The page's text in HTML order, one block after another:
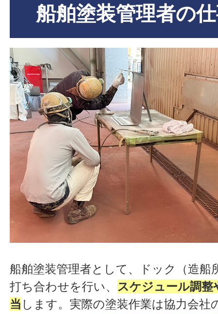
船舶塗装管理者の
船舶塗装管理者として、ドック（造船
打ち合わせを行い、 スケジュール調整
当 します。実際の塗装作業は協力会社